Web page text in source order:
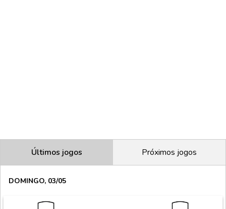
Últimos jogos Próximos jogos
DOMINGO, 03/05